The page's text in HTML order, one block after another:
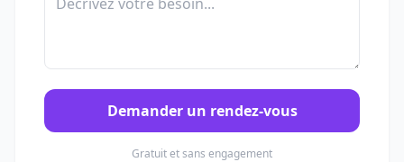
Demander un rendez-vous
Gratuit et sans engagement